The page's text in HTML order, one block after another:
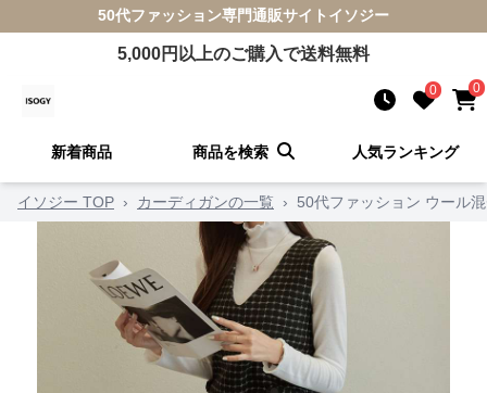
50代ファッション専門通販サイト イソジー
5,000円以上のご購入で送料無料
0 0
新着商品 商品を検索 人気ランキング
イソジー TOP › カーディガンの一覧 › 50代ファッション ウール